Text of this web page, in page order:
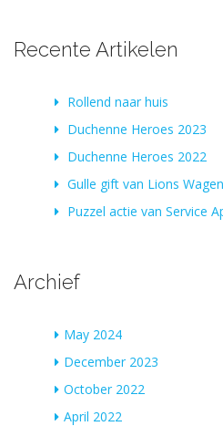
Recente Artikelen
Rollend naar huis
Duchenne Heroes 2023
Duchenne Heroes 2022
Gulle gift van Lions
Puzzel actie van Service
Archief
May 2024
December 2023
October 2022
April 2022